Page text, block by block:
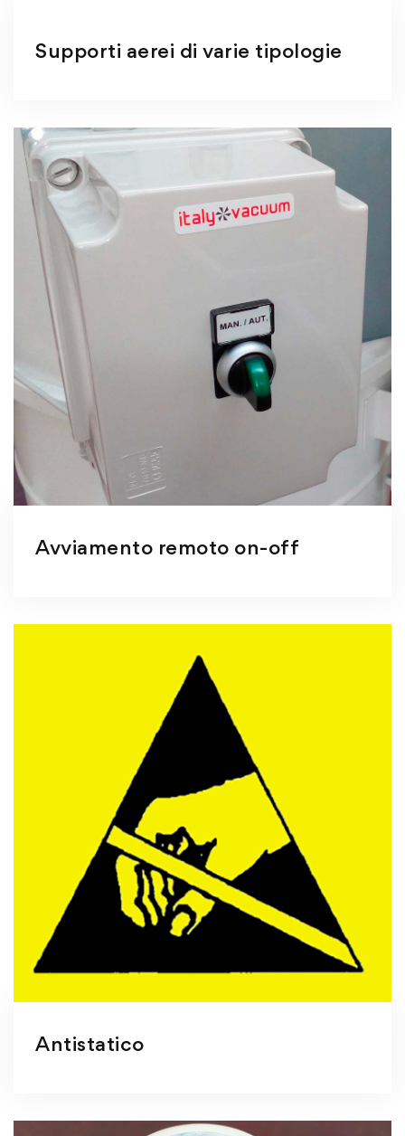
Supporti aerei di varie tipologie
Avviamento remoto on-off
Antistatico